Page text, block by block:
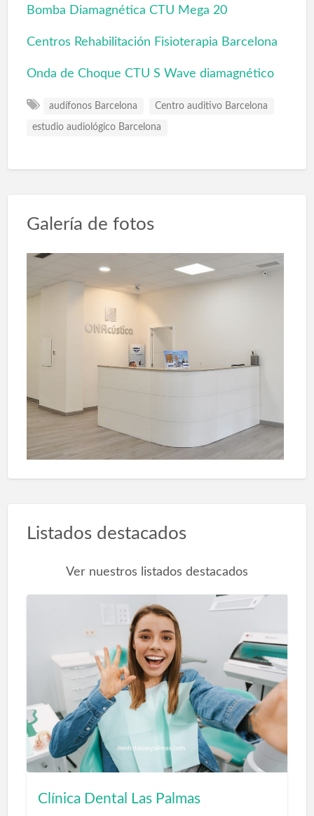
Bomba Diamagnética CTU Mega 20
Centros Rehabilitación Fisioterapia Barcelona
Onda de Choque CTU S Wave diamagnético
audífonos Barcelona Centro auditivo Barcelona
estudio audiológico Barcelona
Galería de fotos
Listados destacados
Ver nuestros listados destacados
Clínica Dental Las Palmas